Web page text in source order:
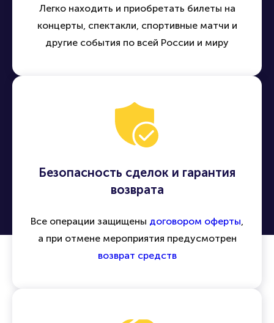
Легко находить и приобретать билеты на
концерты, спектакли, спортивные матчи и
другие события по всей России и миру
Безопасность сделок и гарантия
возврата
Все операции защищены договором оферты,
а при отмене мероприятия предусмотрен
возврат средств